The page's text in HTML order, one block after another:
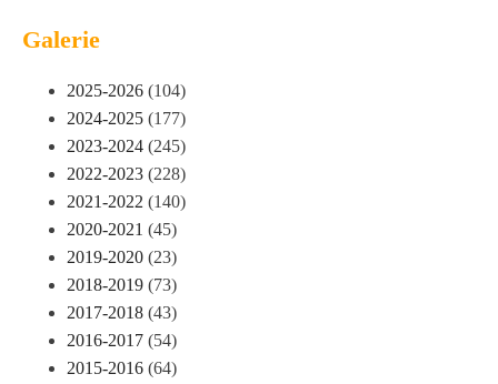
Galerie
2025-2026 (104)
2024-2025 (177)
2023-2024 (245)
2022-2023 (228)
2021-2022 (140)
2020-2021 (45)
2019-2020 (23)
2018-2019 (73)
2017-2018 (43)
2016-2017 (54)
2015-2016 (64)